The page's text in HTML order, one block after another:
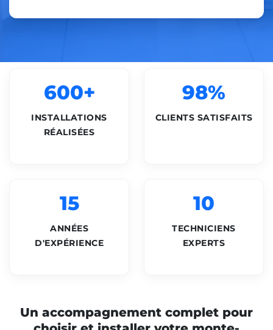
600+
INSTALLATIONS
RÉALISÉES
98%
CLIENTS SATISFAITS
15
ANNÉES
D'EXPÉRIENCE
10
TECHNICIENS
EXPERTS
Un accompagnement complet pour